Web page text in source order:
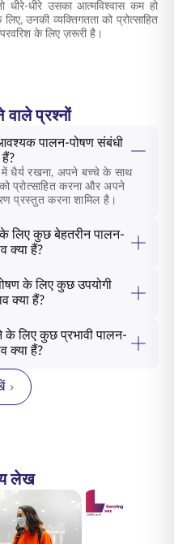
धीरे उसका आत्मविश्वास कम हो
उनकी व्यक्तिगतता को प्रोत्साहित
के लिए ज़रूरी है।
प्रश्नों
पालन-पोषण संबंधी
धैर्य रखना, अपने बच्चे के साथ
प्रोत्साहित करना और अपने
प्रस्तुत करना शामिल है।
लिए कुछ बेहतरीन पालन-
क्या हैं?
के लिए कुछ उपयोगी
क्या हैं?
के लिए कुछ प्रभावी पालन-
क्या हैं?
लेख